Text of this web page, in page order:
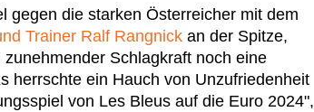
gegen die starken Österreicher mit dem
Trainer Ralf Rangnick an der Spitze,
Schlagkraft noch eine
herrschte ein Hauch von Unzufriedenheit
von Les Bleus auf die Euro 2024",